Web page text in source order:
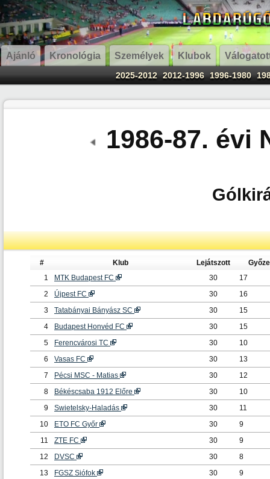
Ajánló Kronológia Személyek Klubok
2025-2012 2012-1996 1996-1980
1986-87. évi
# Klub Lejátszott
1
MTK Budapest FC 30
17
2
Újpest FC 30
16
3
Tatabányai Bányász SC 30
15
4
Budapest Honvéd FC 30
15
5
Ferencvárosi TC 30
10
6
Vasas FC 30
13
7
Pécsi MSC - Matias 30
12
8
Békéscsaba 1912 Előre 30
10
9
Swietelsky-Haladás 30
11
10
ETO FC Győr 30
9
11
ZTE FC 30
9
12
DVSC 30
8
13
FGSZ Siófok 30
9